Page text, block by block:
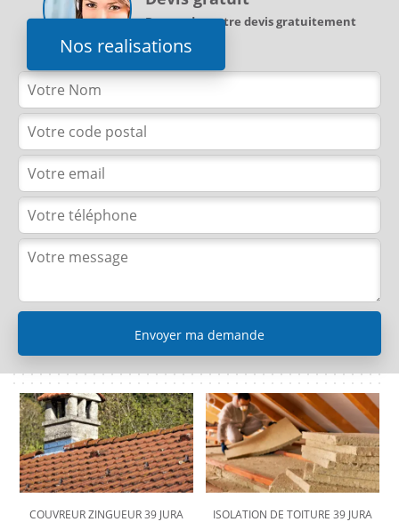
Nos realisations
Demandez votre devis gratuitement
COUVREUR ZINGUEUR 39 JURA ISOLATION DE TOITURE 39 JURA